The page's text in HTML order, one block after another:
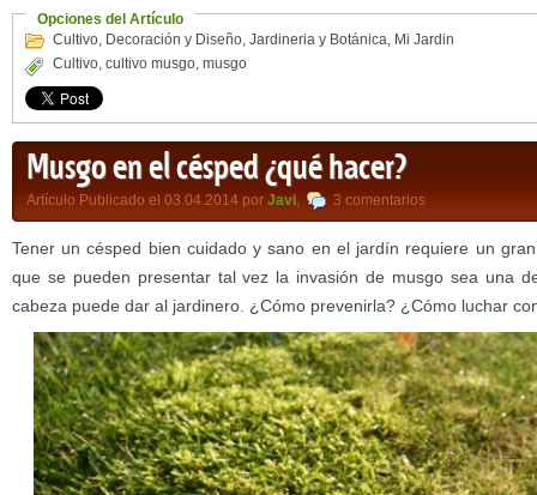
Opciones del Artículo
Cultivo, Decoración y Diseño, Jardineria y Botánica, Mi Jardin
Cultivo, cultivo musgo, musgo
Musgo en el césped ¿qué hacer?
Artículo Publicado el 03.04.2014 por Javi, 3 comentarios
Tener un césped bien cuidado y sano en el jardín requiere un
que se pueden presentar tal vez la invasión de musgo sea una
cabeza puede dar al jardinero. ¿Cómo prevenirla? ¿Cómo luchar